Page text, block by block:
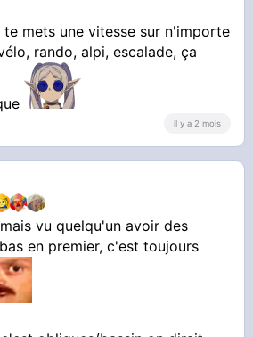
mets une vitesse sur n'importe
rando, alpi, escalade, ça
il y a 2 mois
vu quelqu'un avoir des
en premier, c'est toujours